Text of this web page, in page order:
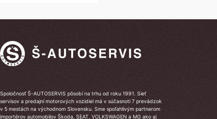
Spoločnosť Š-AUTOSERVIS pôsobí na trhu od roku 1991. Sieť
servisov a predajní motorových vozidiel má v súčasnoti 7 prevádzok
v 5 mestách na východnom Slovensku. Sme spoľahlivým partnerom
importérov automobilov Škoda, SEAT, VOLKSWAGEN a MG ako aj